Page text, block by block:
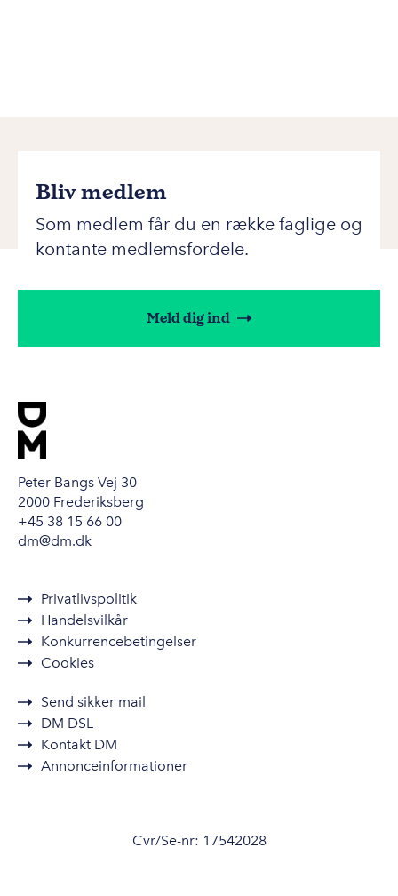
Bliv medlem
Som medlem får du en række faglige og
kontante medlemsfordele.
Meld dig ind
Peter Bangs Vej 30
2000 Frederiksberg
+45 38 15 66 00
dm@dm.dk
Privatlivspolitik
Handelsvilkår
Konkurrencebetingelser
Cookies
Send sikker mail
DM DSL
Kontakt DM
Annonceinformationer
Cvr/Se-nr: 17542028